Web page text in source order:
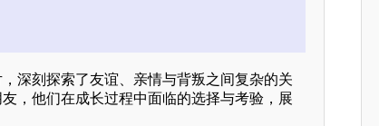
深刻探索了友谊、亲情与背叛之间复杂的关
，他们在成长过程中面临的选择与考验，展